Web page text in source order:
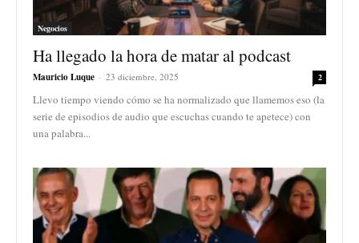
Negocios
Ha llegado la hora de matar al podcast
Mauricio Luque - 23 diciembre, 2025 2
Llevo tiempo viendo cómo se ha normalizado que llamemos eso (la
serie de episodios de audio que escuchas cuando te apetece) con
una palabra...